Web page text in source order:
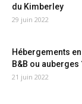
du Kimberley
29 juin 2022
Hébergements
B&B ou auberges
21 juin 2022